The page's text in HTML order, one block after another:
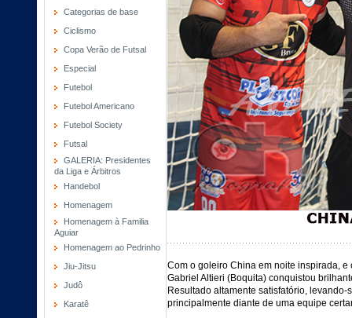
Categorias de base
Ciclismo
Copa Verão de Futsal
Especial
Futebol
Futebol Americano
Futebol Society
Futsal
GALERIA: Presidentes
da Liga e Árbitros
Handebol
Homenagem
Homenagem à Familia
Aguiar
Homenagem ao Pedrinho
Jiu-Jitsu
Judô
Karatê
Com o goleiro China em noite inspirada,
Gabriel Altieri (Boquita) conquistou
Resultado altamente satisfatório,
principalmente diante de uma equipe